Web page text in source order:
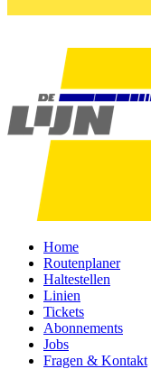
Home
Routenplaner
Haltestellen
Linien
Tickets
Abonnements
Jobs
Fragen & Kontakt